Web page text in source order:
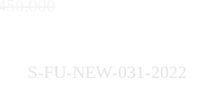
S-FU-NEW-031-2022